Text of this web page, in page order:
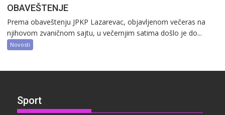
OBAVEŠTENJE
Prema obaveštenju JPKP Lazarevac, objavljenom večeras na
njihovom zvaničnom sajtu, u večernjim satima došlo je do...
Novosti
Sport